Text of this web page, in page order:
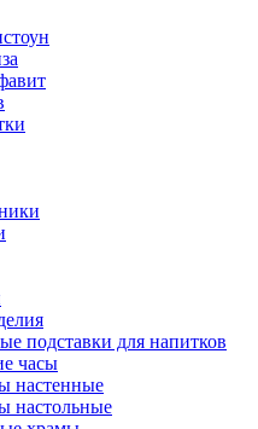
подставки для напитков
часы
настенные
настольные